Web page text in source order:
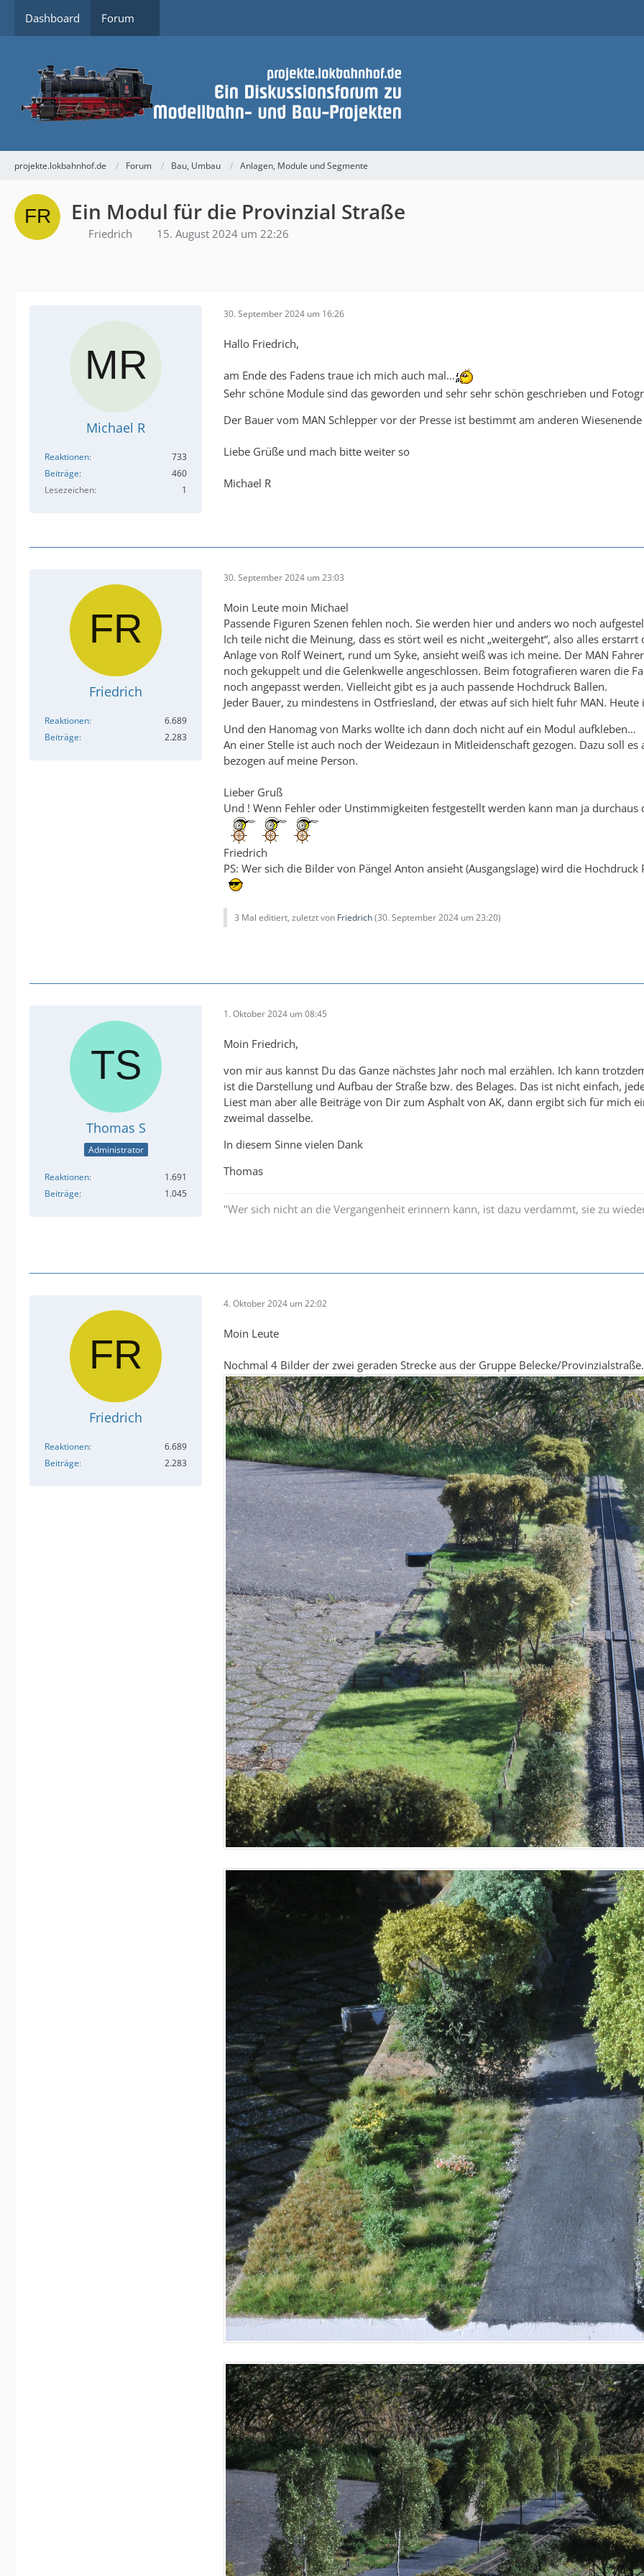
Dashboard Forum
projekte.lokbahnhof.de Forum Bau, Umbau Anlagen, Module und Segmente
Ein Modul für die Provinzial Straße
Friedrich 15. August 2024 um 22:26
Michael R
Reaktionen
733
Beiträge
460
Lesezeichen
1
30. September 2024 um 16:26
Hallo Friedrich,
am Ende des Fadens traue ich mich auch mal...
Sehr schöne Module sind das geworden und sehr sehr schön geschrieben und
Der Bauer vom MAN Schlepper vor der Presse ist bestimmt am anderen
Liebe Grüße und mach bitte weiter so
Michael R
Friedrich
Reaktionen
6.689
Beiträge
2.283
30. September 2024 um 23:03
Moin Leute moin Michael
Passende Figuren Szenen fehlen noch. Sie werden hier und anders wo noch
Ich teile nicht die Meinung, dass es stört weil es nicht „weitergeht“, also alles
Anlage von Rolf Weinert, rund um Syke, ansieht weiß was ich meine. Der MAN
noch gekuppelt und die Gelenkwelle angeschlossen. Beim fotografieren waren die
noch angepasst werden. Vielleicht gibt es ja auch passende Hochdruck Ballen.
Jeder Bauer, zu mindestens in Ostfriesland, der etwas auf sich hielt fuhr MAN. Heute
Und den Hanomag von Marks wollte ich dann doch nicht auf ein Modul aufkleben…
An einer Stelle ist auch noch der Weidezaun in Mitleidenschaft gezogen. Dazu soll
bezogen auf meine Person.
Lieber Gruß
Und ! Wenn Fehler oder Unstimmigkeiten festgestellt werden kann man ja
Friedrich
PS: Wer sich die Bilder von Pängel Anton ansieht (Ausgangslage) wird die
3 Mal editiert, zuletzt von Friedrich(30. September 2024 um 23:20)
Thomas S
Administrator
Reaktionen
1.691
Beiträge
1.045
1. Oktober 2024 um 08:45
Moin Friedrich,
von mir aus kannst Du das Ganze nächstes Jahr noch mal erzählen. Ich kann
ist die Darstellung und Aufbau der Straße bzw. des Belages. Das ist nicht einfach,
Liest man aber alle Beiträge von Dir zum Asphalt von AK, dann ergibt sich für mich
zweimal dasselbe.
In diesem Sinne vielen Dank
Thomas
"Wer sich nicht an die Vergangenheit erinnern kann, ist dazu verdammt, sie zu
Friedrich
Reaktionen
6.689
Beiträge
2.283
4. Oktober 2024 um 22:02
Moin Leute
Nochmal 4 Bilder der zwei geraden Strecke aus der Gruppe Belecke/Provinzialstraße.